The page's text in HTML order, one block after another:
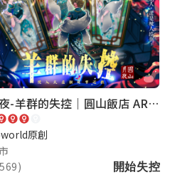
1分半能不能改成三分鐘啊
I Po Ho
2026-08-01 17:25:07 ★★★★★
動線對在大太陽底下體力條
Candy C
圓山月夜-羊群的失控｜圓山飯店 ARG實境解謎遊戲
原創
開始失控